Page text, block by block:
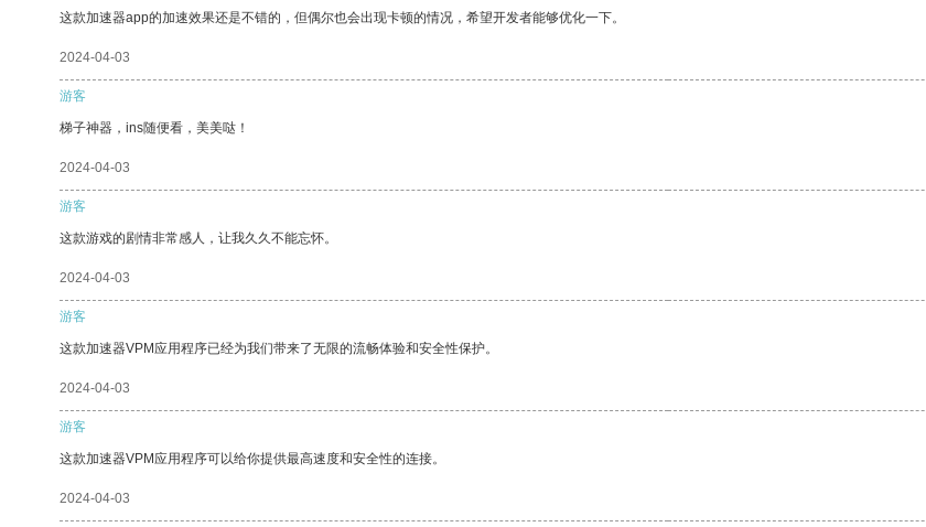
这款加速器app的加速效果还是不错的，但偶尔也会出现卡顿的情况，希望开发者能够优化一下。
2024-04-03
游客
梯子神器，ins随便看，美美哒！
2024-04-03
游客
这款游戏的剧情非常感人，让我久久不能忘怀。
2024-04-03
游客
这款加速器VPM应用程序已经为我们带来了无限的流畅体验和安全性保护。
2024-04-03
游客
这款加速器VPM应用程序可以给你提供最高速度和安全性的连接。
2024-04-03